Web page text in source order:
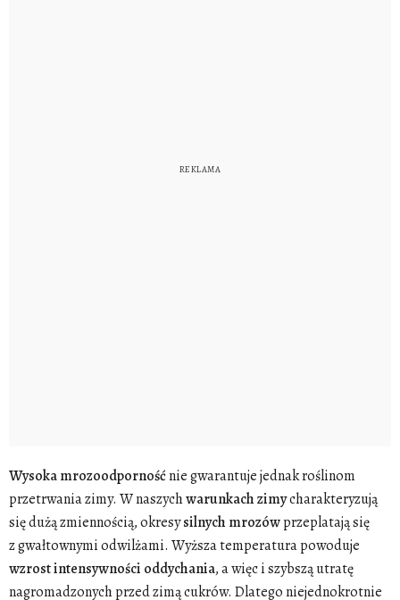
Wysokamrozoodpornośćnie gwarantuje jednak roślinom
przetrwania zimy. W naszychwarunkach zimycharakteryzują
się dużą zmiennością, okresysilnych mrozówprzeplatają się
z gwałtownymi odwilżami. Wyższa temperatura powoduje
wzrostintensywności oddychania, a więc i szybszą utratę
nagromadzonych przed zimą cukrów. Dlatego niejednokrotnie